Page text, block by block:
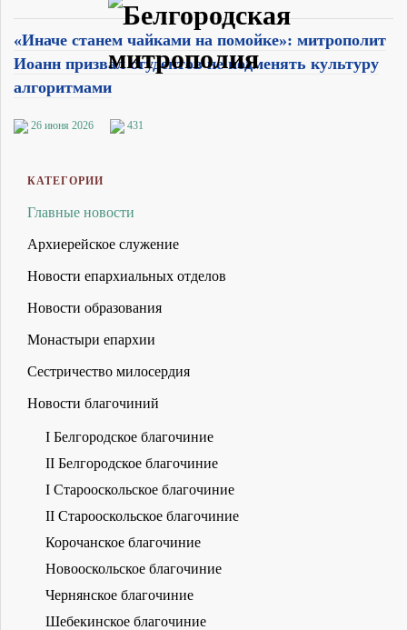
«Иначе станем чайками на помойке»: митрополит
Иоанн призвал студентов не подменять культуру
алгоритмами
26 июня 2026 431
КАТЕГОРИИ
Главные новости
Архиерейское служение
Новости епархиальных отделов
Новости образования
Монастыри епархии
Сестричество милосердия
Новости благочиний
I Белгородское благочиние
II Белгородское благочиние
I Старооскольское благочиние
II Старооскольское благочиние
Корочанское благочиние
Новооскольское благочиние
Чернянское благочиние
Шебекинское благочиние